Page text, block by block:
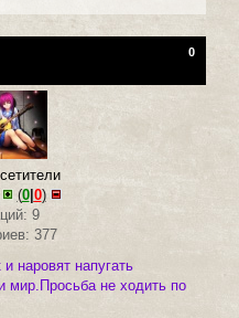
0
(0| 0)
9
377
наровят напугать
мир.Просьба не ходить по